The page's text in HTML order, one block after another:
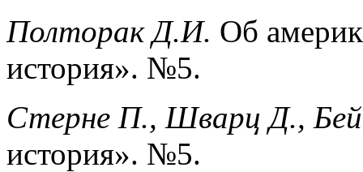
Полторак Д.И. Об
история». №5.
Стерне П., Шварц Д.,
история». №5.